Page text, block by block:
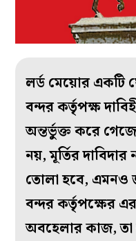
লর্ড মেয়োর একটি
বন্দর কর্তৃপক্ষ
অন্তর্ভুক্ত করে
নয়, মূর্তির
তোলা হবে, এমনও
বন্দর কর্তৃপক্ষের
অবহেলার কাজ,